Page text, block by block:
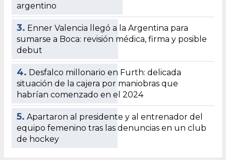
argentino
3. Enner Valencia llegó a la Argentina para
sumarse a Boca: revisión médica, firma y posible
debut
4. Desfalco millonario en Furth: delicada
situación de la cajera por maniobras que
habrían comenzado en el 2024
5. Apartaron al presidente y al entrenador del
equipo femenino tras las denuncias en un club
de hockey